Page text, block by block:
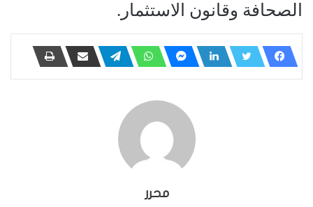
الصحافة وقانون الاستثمار.
محرر